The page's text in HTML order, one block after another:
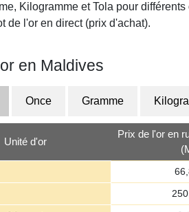
Kilogramme et Tola pour
de l'or en direct (prix d'achat).
en Maldives
Once Gramme
Unité d'or
Prix de l'or en